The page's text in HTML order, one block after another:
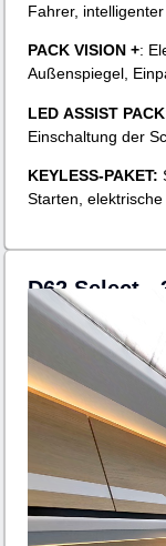
Fahrer,
PACK VISION +:
Außenspiegel,
LED ASSIST
Einschaltung der
KEYLESS-PAKET:
Starten,
D62 Select -